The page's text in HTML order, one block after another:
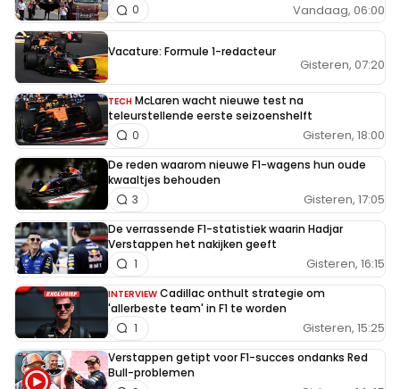
Vandaag, 06:00
0
Vacature: Formule 1-redacteur
Gisteren, 07:20
TECH McLaren wacht nieuwe test na
teleurstellende eerste seizoenshelft
Gisteren, 18:00
0
De reden waarom nieuwe F1-wagens hun oude
kwaaltjes behouden
Gisteren, 17:05
3
De verrassende F1-statistiek waarin Hadjar
Verstappen het nakijken geeft
Gisteren, 16:15
1
INTERVIEW Cadillac onthult strategie om
'allerbeste team' in F1 te worden
Gisteren, 15:25
1
Verstappen getipt voor F1-succes ondanks Red
Bull-problemen